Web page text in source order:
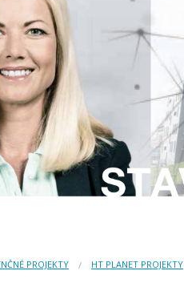
PROJEKTY HT PLANET PROJEKTY